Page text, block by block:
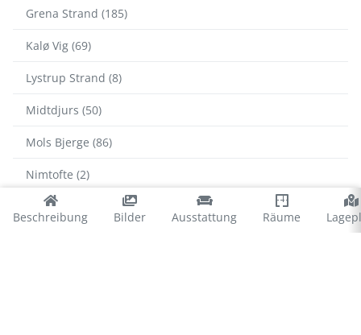
Beschreibung Bilder Ausstattung Räume
Grena Strand (185)
Kalø Vig (69)
Lystrup Strand (8)
Midtdjurs (50)
Mols Bjerge (86)
Nimtofte (2)
Selkær Mølle (32)